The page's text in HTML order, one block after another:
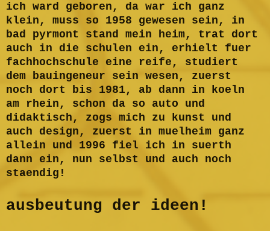
ich ward geboren, da war ich ganz
klein, muss so 1958 gewesen sein, in
bad pyrmont stand mein heim, trat dort
auch in die schulen ein, erhielt fuer
fachhochschule eine reife, studiert
dem bauingeneur sein wesen, zuerst
noch dort bis 1981, ab dann in koeln
am rhein, schon da so auto und
didaktisch, zogs mich zu kunst und
auch design, zuerst in muelheim ganz
allein und 1996 fiel ich in suerth
dann ein, nun selbst und auch noch
staendig!
ausbeutung der ideen!